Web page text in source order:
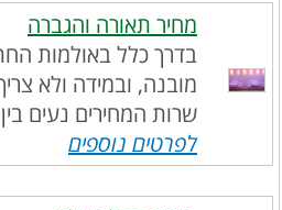
מחיר תאורה והגברה
בדרך כלל באולמות
מובנה, ובמידה ולא
שרות המחירים נעים בין 3,500 ל 8,000 ₪......
לפרטים נוספים